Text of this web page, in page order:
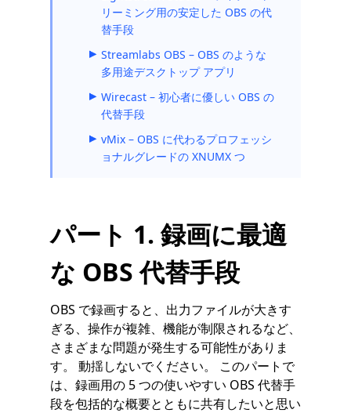
リーミング用の安定した OBS の代
替手段
Streamlabs OBS – OBS のような
多用途デスクトップ アプリ
Wirecast – 初心者に優しい OBS の
代替手段
vMix – OBS に代わるプロフェッシ
ョナルグレードの XNUMX つ
パート 1. 録画に最適
な OBS 代替手段
OBS で録画すると、出力ファイルが大きす
ぎる、操作が複雑、機能が制限されるなど、
さまざまな問題が発生する可能性がありま
す。 動揺しないでください。 このパートで
は、録画用の 5 つの使いやすい OBS 代替手
段を包括的な概要とともに共有したいと思い